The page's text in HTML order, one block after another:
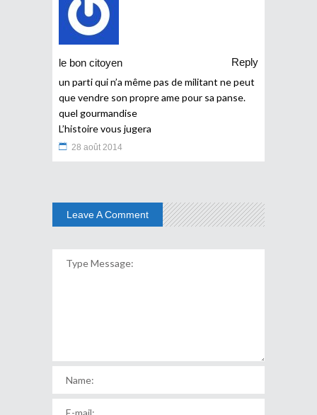
le bon citoyen
Reply
un parti qui n’a même pas de militant ne peut
que vendre son propre ame pour sa panse.
quel gourmandise
L’histoire vous jugera
28 août 2014
Leave A Comment